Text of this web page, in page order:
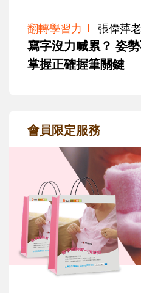
翻轉學習力 張偉萍
寫字沒力喊累？ 姿
掌握正確握筆關鍵
會員限定服務